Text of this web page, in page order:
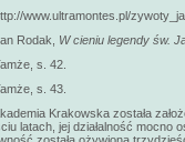
www.ultramontes.pl/
Rodak, W cieniu legendy św.
s. 42.
s. 43.
Krakowska została
latach, jej działalność mocno